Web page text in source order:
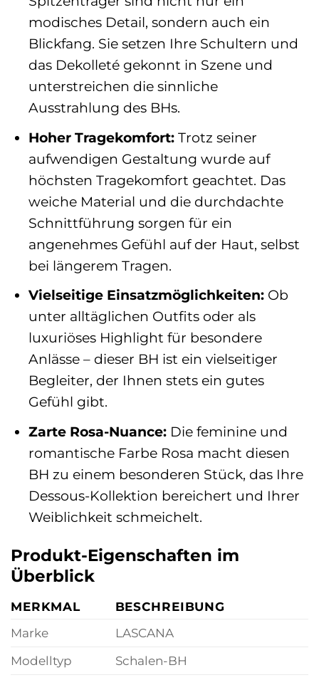
modisches Detail, sondern auch ein
Blickfang. Sie setzen Ihre Schultern und
das Dekolleté gekonnt in Szene und
unterstreichen die sinnliche
Ausstrahlung des BHs.
Hoher Tragekomfort:Trotz seiner
aufwendigen Gestaltung wurde auf
höchsten Tragekomfort geachtet. Das
weiche Material und die durchdachte
Schnittführung sorgen für ein
angenehmes Gefühl auf der Haut, selbst
bei längerem Tragen.
Vielseitige Einsatzmöglichkeiten:Ob
unter alltäglichen Outfits oder als
luxuriöses Highlight für besondere
Anlässe – dieser BH ist ein vielseitiger
Begleiter, der Ihnen stets ein gutes
Gefühl gibt.
Zarte Rosa-Nuance:Die feminine und
romantische Farbe Rosa macht diesen
BH zu einem besonderen Stück, das Ihre
Dessous-Kollektion bereichert und Ihrer
Weiblichkeit schmeichelt.
Produkt-Eigenschaften im
Überblick
MERKMAL
BESCHREIBUNG
Marke
LASCANA
Modelltyp
Schalen-BH